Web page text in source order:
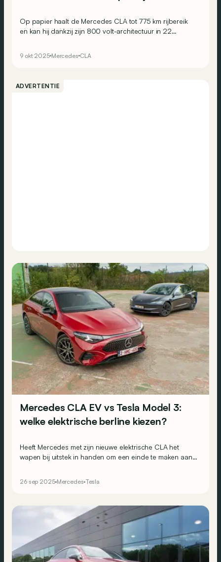
Op papier haalt de Mercedes CLA tot 775 km rijbereik
en kan hij dankzij zijn 800 volt-architectuur in 22
tot 80% op te laden?
9 okt 2025 Mercedes CLA
ADVERTENTIE
Mercedes CLA EV vs Tesla Model 3:
welke elektrische berline kiezen?
Heeft Mercedes met zijn nieuwe elektrische CLA het
wapen bij uitstek in handen om een einde te maken aan
tussen de CLA 250+ en de Model 3 Long Range.
26 sep 2025 Mercedes Tesla